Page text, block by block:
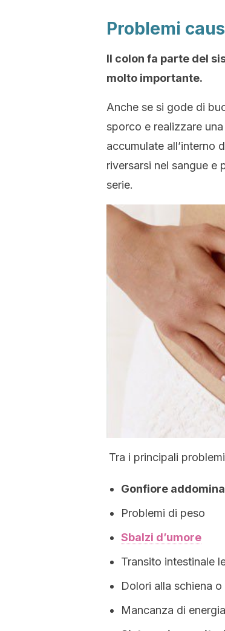
Problemi
Il colon fa parte del
molto importante.
Anche se si gode di
sporco e realizzare
accumulate all’interno
riversarsi nel sangue e
serie.
Tra i principali
Gonfiore
Problemi di peso
Sbalzi d’umore
Transito intestinale
Dolori alla schiena o
Mancanza di energia